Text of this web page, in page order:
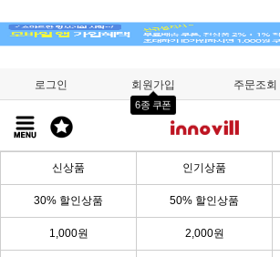
로그인 회원가입
6종 쿠폰
주문조회
신상품 인기상품
30% 할인상품 50% 할인상품
1,000원 2,000원